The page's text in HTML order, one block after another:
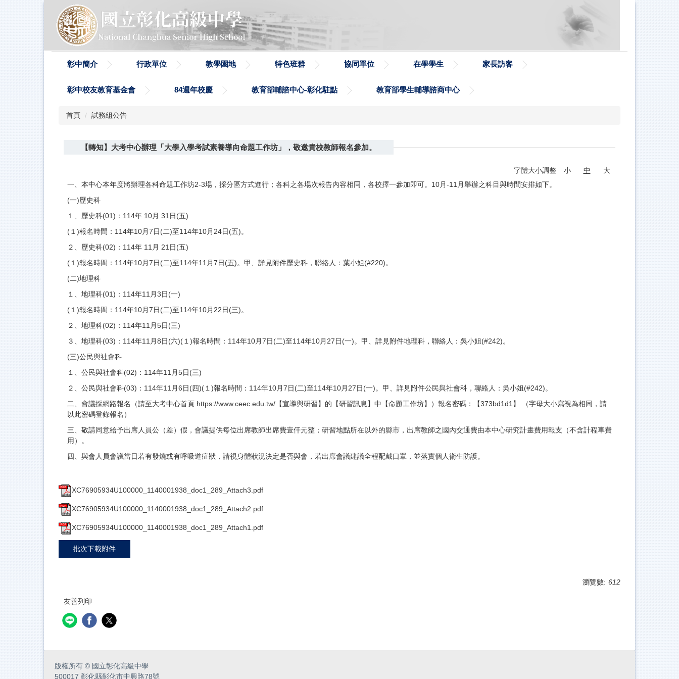
彰中簡介 行政單位 教學園地 特色班群 協同單位 在學學生 家長訪客
彰中校友教育基金會 84週年校慶 教育部輔諮中心-彰化駐點 教育部學生輔導諮商中心
首頁 試務組公告
【轉知】大考中心辦理「大學入學考試素養導向命題工作坊」，敬邀貴校教師報名參加。
字體大小調整 小 中
大
一、本中心本年度將辦理各科命題工作坊2-3場，採分區方式進行；各科之各場次報告內容相同，各校擇一參加即可。10月-11月舉辦之科目與時間安排如下。
(一)歷史科
１、歷史科(01)：114年 10月 31日(五)
(１)報名時間：114年10月7日(二)至114年10月24日(五)。
２、歷史科(02)：114年 11月 21日(五)
(１)報名時間：114年10月7日(二)至114年11月7日(五)。甲、詳見附件歷史科，聯絡人：葉小姐(#220)。
(二)地理科
１、地理科(01)：114年11月3日(一)
(１)報名時間：114年10月7日(二)至114年10月22日(三)。
２、地理科(02)：114年11月5日(三)
３、地理科(03)：114年11月8日(六)(１)報名時間：114年10月7日(二)至114年10月27日(一)。甲、詳見附件地理科，聯絡人：吳小姐(#242)。
(三)公民與社會科
１、公民與社會科(02)：114年11月5日(三)
２、公民與社會科(03)：114年11月6日(四)(１)報名時間：114年10月7日(二)至114年10月27日(一)。甲、詳見附件公民與社會科，聯絡人：吳小姐(#242)。
二、會議採網路報名（請至大考中心首頁 https://www.ceec.edu.tw/【宣導與研習】的【研習訊息】中【命題工作坊】）報名密碼：【373bd1d1】 （字母大小寫視為相同，請
以此密碼登錄報名）
三、敬請同意給予出席人員公（差）假，會議提供每位出席教師出席費壹仟元整；研習地點所在以外的縣市，出席教師之國內交通費由本中心研究計畫費用報支（不含計程車費
用）。
四、與會人員會議當日若有發燒或有呼吸道症狀，請視身體狀況決定是否與會，若出席會議建議全程配戴口罩，並落實個人衛生防護。
XC76905934U100000_1140001938_doc1_289_Attach3.pdf
XC76905934U100000_1140001938_doc1_289_Attach2.pdf
XC76905934U100000_1140001938_doc1_289_Attach1.pdf
批次下載附件
瀏覽數: 612
友善列印
版權所有 © 國立彰化高級中學
500017 彰化縣彰化市中興路78號